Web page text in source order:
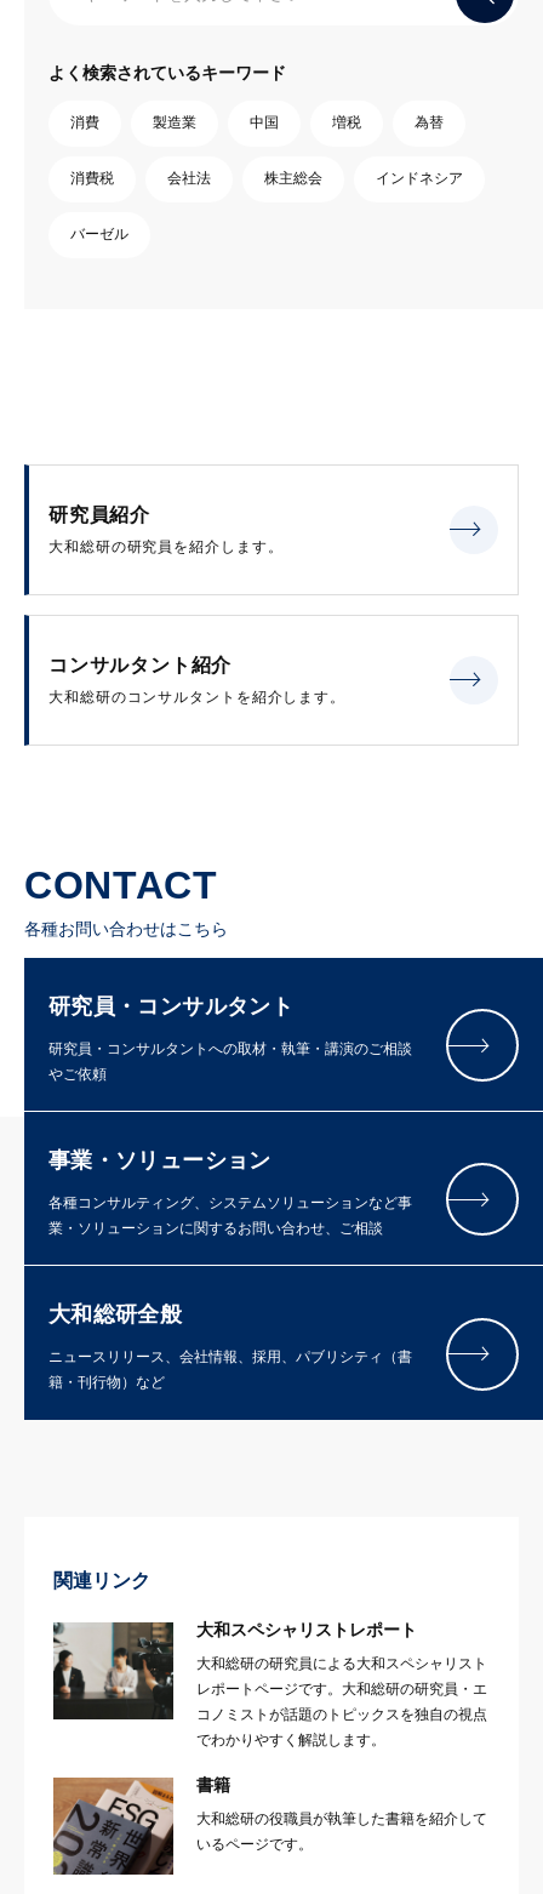
よく検索されているキーワード
消費 製造業 中国 増税 為替
消費税 会社法 株主総会 インドネシア
バーゼル
研究員紹介
大和総研の研究員を紹介します。
コンサルタント紹介
大和総研のコンサルタントを紹介します。
CONTACT
各種お問い合わせはこちら
研究員・コンサルタント
研究員・コンサルタントへの取材・執筆・講演のご相談
やご依頼
事業・ソリューション
各種コンサルティング、システムソリューションなど事
業・ソリューションに関するお問い合わせ、ご相談
大和総研全般
ニュースリリース、会社情報、採用、パブリシティ（書
籍・刊行物）など
関連リンク
大和スペシャリストレポート
大和総研の研究員による大和スペシャリスト
レポートページです。大和総研の研究員・エ
コノミストが話題のトピックスを独自の視点
でわかりやすく解説します。
書籍
大和総研の役職員が執筆した書籍を紹介して
いるページです。